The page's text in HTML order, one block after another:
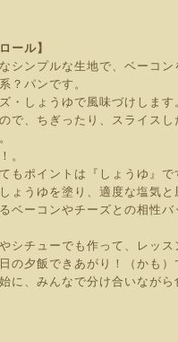
ール】
シンプルな生地で、ベーコン
？パンです。
・しょうゆで風味づけします
で、ちぎったり、スライスし
。
もポイントは『しょうゆ』で
ょうゆを塗り、適度な塩気と
ベーコンやチーズとの相性バ
シチューでも作って、レッス
の夕飯できあがり！（かも）
に、みんなで分け合いながら